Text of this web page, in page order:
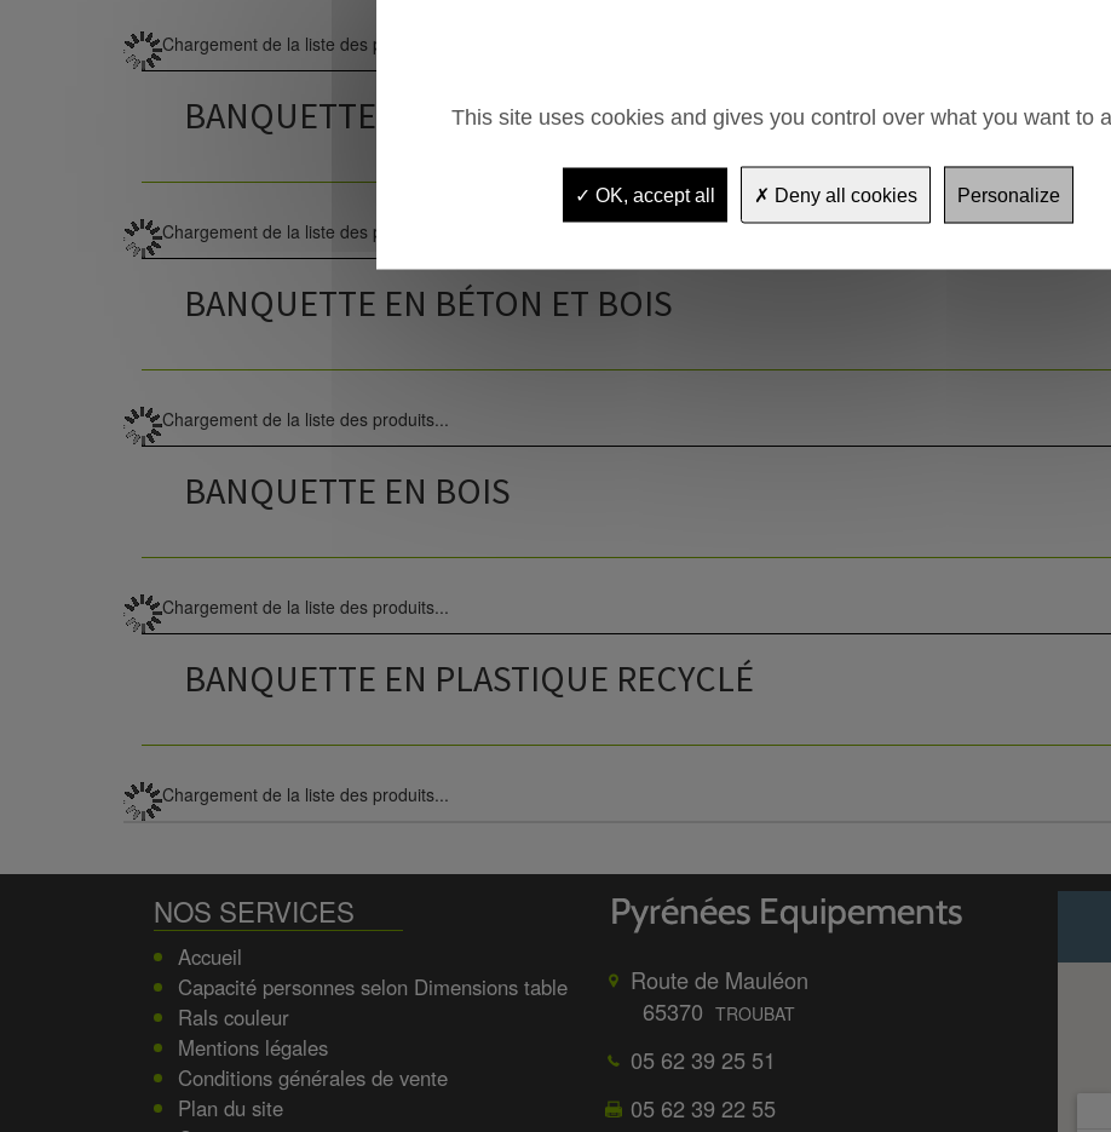
Chargement de la liste des produits...
BANQUETTE EN BÉTON ET ACIER
Chargement de la liste des produits...
BANQUETTE EN BÉTON ET BOIS
Chargement de la liste des produits...
BANQUETTE EN BOIS
Chargement de la liste des produits...
BANQUETTE EN PLASTIQUE RECYCLÉ
Chargement de la liste des produits...
Route de Mauléon
65370 TROUBAT
05 62 39 25 51
05 62 39 22 55
NOS SERVICES
Accueil
Capacité personnes selon Dimensions table
Rals couleur
Mentions légales
Conditions générales de vente
Plan du site
This site uses cookies and gives you control over what you want to
OK, accept all Deny all cookies Personalize